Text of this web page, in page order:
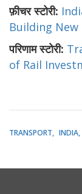
फ़ीचर स्टोरी:
Building
परिणाम स्टोरी:
of Rail
TRANSPORT INDIA